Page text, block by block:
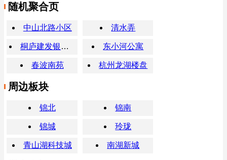
随机聚合页
中山北路小区 清水弄
桐庐建发银泰天悦附近新房 东小河公寓
春波南苑 杭州龙湖楼盘
周边板块
锦北 锦南
锦城 玲珑
青山湖科技城 南湖新城